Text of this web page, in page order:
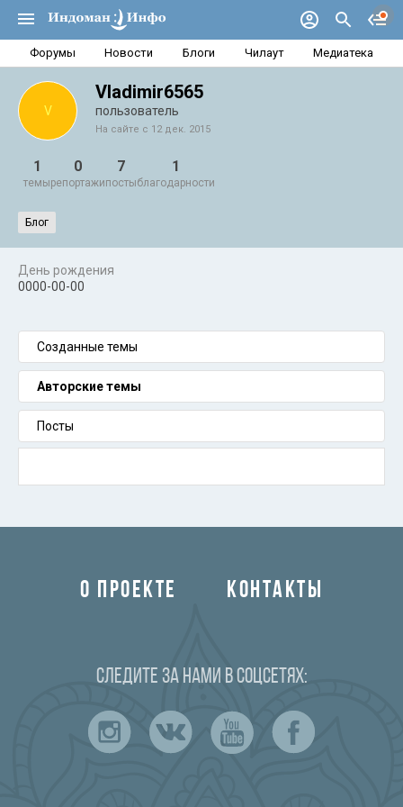
Форумы Новости Блоги Чилаут Медиатека
V
Vladimir6565
пользователь
На сайте с 12 дек. 2015
1
темы
0
репортажи
7
посты
1
благодарности
Блог
День рождения
0000-00-00
Созданные темы
Авторские темы
Посты
О ПРОЕКТЕ КОНТАКТЫ
Следите за нами в соцсетях: